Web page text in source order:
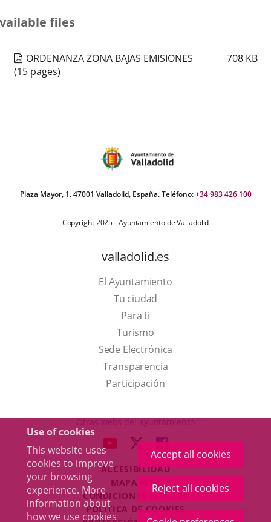
Use of cookies
This website uses
cookies to improve
your browsing
experience. More
information about
how we use cookies
Accept all cookies
Reject all cookies
files
ORDENANZA ZONA BAJAS EMISIONES 708 KB
(15 pages)
Plaza Mayor, 1. 47001 Valladolid, España. Teléfono:+34 983 426 100
Copyright 2025 - Ayuntamiento de Valladolid
valladolid.es
El Ayuntamiento
Tu ciudad
Para ti
TurismoThis
link
will
open
a
up
window.
Sede Electrónica
Transparencia
Participación
Otras webs del ayuntamiento
LINK
EXTERNAL
APPLICATION.
LINK
TO
EXTERNAL
APPLICATION.
LINK
TO
EXTERNAL
APPLICATION.
ACCESIBILIDAD
MAPA WEB
CONDICIONES LEGALES
POLÍTICA DE COOKIES